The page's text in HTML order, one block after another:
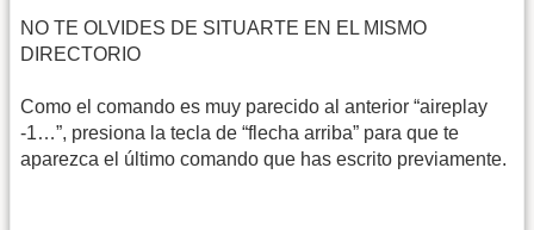
NO TE OLVIDES DE SITUARTE EN EL MISMO
DIRECTORIO
Como el comando es muy parecido al anterior “aireplay
-1…”, presiona la tecla de “flecha arriba” para que te
aparezca el último comando que has escrito previamente.